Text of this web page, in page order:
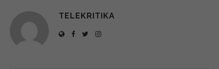
TELEKRITIKA